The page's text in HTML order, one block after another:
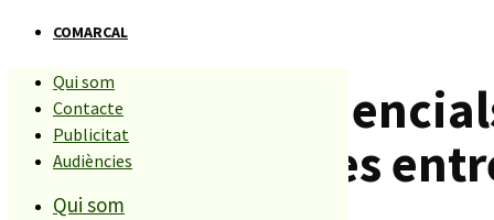
Qui som
Contacte
Publicitat
Audiències
Qui som
COMARCAL
Les Àrees
3.000 habitatges